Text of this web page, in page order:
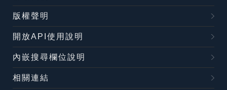
版權聲明
開放API使用說明
內嵌搜尋欄位說明
相關連結